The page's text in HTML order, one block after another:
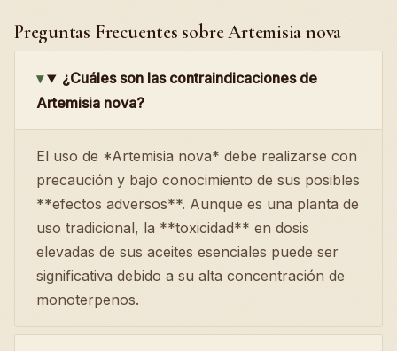
Preguntas Frecuentes sobre Artemisia nova
¿Cuáles son las contraindicaciones de
Artemisia nova?
El uso de *Artemisia nova* debe realizarse con
precaución y bajo conocimiento de sus posibles
**efectos adversos**. Aunque es una planta de
uso tradicional, la **toxicidad** en dosis
elevadas de sus aceites esenciales puede ser
significativa debido a su alta concentración de
monoterpenos.